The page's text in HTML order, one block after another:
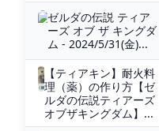
ゼルダの伝説 ティア
ーズ オブ ザ キングダ
ム - 2024/5/31(金)...
【ティアキン】耐火料
理（薬）の作り方【ゼ
ルダの伝説ティアーズ
オブザキングダム】...